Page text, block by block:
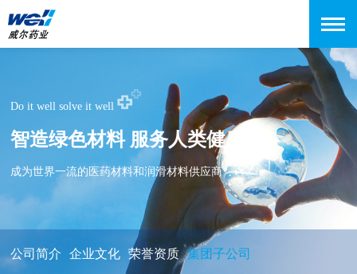
Do it well solve it well
智造绿色材料 服务人类健康
成为世界一流的医药材料和润滑材料供应商
公司简介 企业文化 荣誉资质 集团子公司